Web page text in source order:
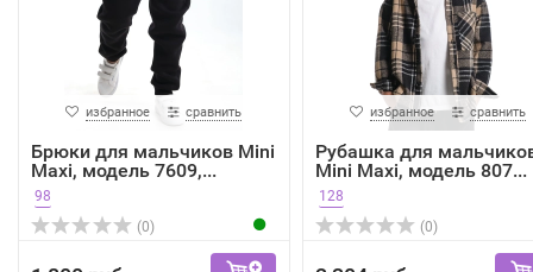
избранное сравнить
Брюки для мальчиков Mini
Maxi, модель 7609,...
98
(0)
избранное сравнить
Рубашка для
Mini Maxi, модель 807...
128
(0)